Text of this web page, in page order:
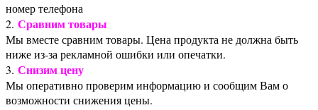
номер телефона
2. Сравним товары
Мы вместе сравним товары. Цена продукта не должна быть
ниже из-за рекламной ошибки или опечатки.
3. Снизим цену
Мы оперативно проверим информацию и сообщим Вам о
возможности снижения цены.